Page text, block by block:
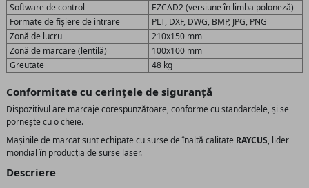
Software de control
EZCAD2 (versiune în limba poloneză)
Formate de fișiere de intrare
PLT, DXF, DWG, BMP, JPG, PNG
Zonă de lucru
210x150 mm
Zonă de marcare (lentilă)
100x100 mm
Greutate
48 kg
Conformitate cu cerințele de siguranță
Dispozitivul are marcaje corespunzătoare, conforme cu standardele, și se
pornește cu o cheie.
Mașinile de marcat sunt echipate cu surse de înaltă calitate RAYCUS, lider
mondial în producția de surse laser.
Descriere